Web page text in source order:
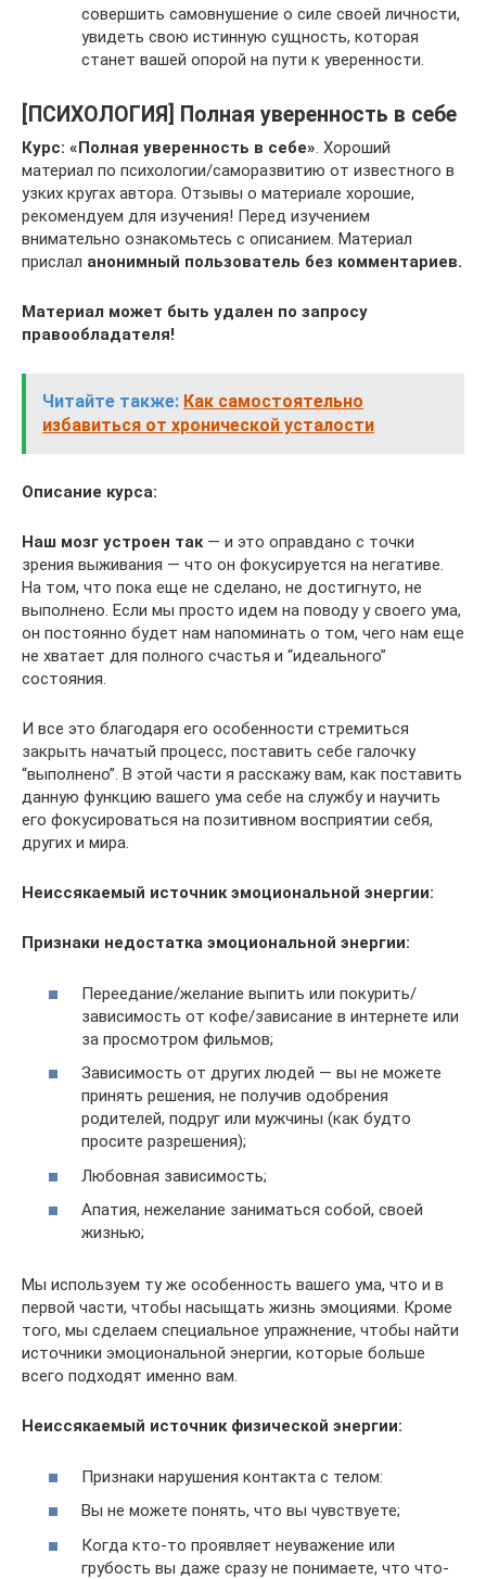
совершить самовнушение о силе своей личности,
увидеть свою истинную сущность, которая
станет вашей опорой на пути к уверенности.
[ПСИХОЛОГИЯ] Полная уверенность в себе
Курс: «Полная уверенность в себе». Хороший
материал по психологии/саморазвитию от известного в
узких кругах автора. Отзывы о материале хорошие,
рекомендуем для изучения! Перед изучением
внимательно ознакомьтесь с описанием. Материал
прислал анонимный пользователь без комментариев.
Материал может быть удален по запросу
правообладателя!
Читайте также: Как самостоятельно
избавиться от хронической усталости
Описание курса:
Наш мозг устроен так— и это оправдано с точки
зрения выживания — что он фокусируется на негативе.
На том, что пока еще не сделано, не достигнуто, не
выполнено. Если мы просто идем на поводу у своего ума,
он постоянно будет нам напоминать о том, чего нам еще
не хватает для полного счастья и “идеального”
состояния.
И все это благодаря его особенности стремиться
закрыть начатый процесс, поставить себе галочку
“выполнено”. В этой части я расскажу вам, как поставить
данную функцию вашего ума себе на службу и научить
его фокусироваться на позитивном восприятии себя,
других и мира.
Неиссякаемый источник эмоциональной энергии:
Признаки недостатка эмоциональной энергии:
Переедание/желание выпить или покурить/
зависимость от кофе/зависание в интернете или
за просмотром фильмов;
Зависимость от других людей — вы не можете
принять решения, не получив одобрения
родителей, подруг или мужчины (как будто
просите разрешения);
Любовная зависимость;
Апатия, нежелание заниматься собой, своей
жизнью;
Мы используем ту же особенность вашего ума, что и в
первой части, чтобы насыщать жизнь эмоциями. Кроме
того, мы сделаем специальное упражнение, чтобы найти
источники эмоциональной энергии, которые больше
всего подходят именно вам.
Неиссякаемый источник физической энергии:
Признаки нарушения контакта с телом:
Вы не можете понять, что вы чувствуете;
Когда кто-то проявляет неуважение или
грубость вы даже сразу не понимаете, что что-